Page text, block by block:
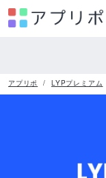
アプリポ LYPプレミアム